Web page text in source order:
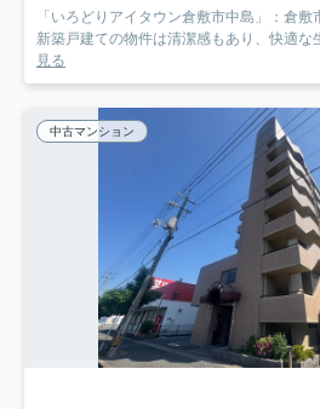
「いろどりアイタウン倉敷市中島」：倉敷
新築戸建ての物件は清潔感もあり、快適な
見る
中古マンション